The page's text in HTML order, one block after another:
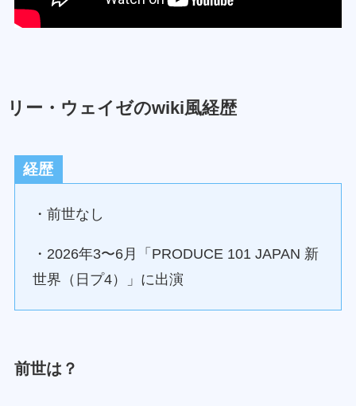
リー・ウェイゼのwiki風経歴
経歴
・前世なし
・2026年3〜6月「PRODUCE 101 JAPAN 新
世界（日プ4）」に出演
前世は？